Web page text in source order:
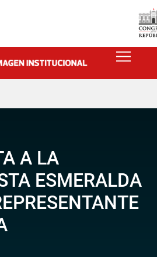
A LA
ESMERALDA